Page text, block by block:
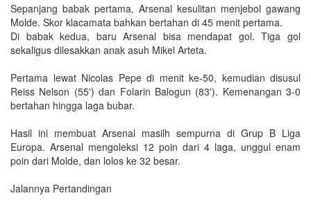
Sepanjang babak pertama, Arsenal kesulitan menjebol gawang
Molde. Skor klacamata bahkan bertahan di 45 menit pertama.
Di babak kedua, baru Arsenal bisa mendapat gol. Tiga gol
sekaligus dilesakkan anak asuh Mikel Arteta.
Pertama lewat Nicolas Pepe di menit ke-50, kemudian disusul
Reiss Nelson (55') dan Folarin Balogun (83'). Kemenangan 3-0
bertahan hingga laga bubar.
Hasil ini membuat Arsenal masilh sempurna di Grup B Liga
Europa. Arsenal mengoleksi 12 poin dari 4 laga, unggul enam
poin dari Molde, dan lolos ke 32 besar.
Jalannya Pertandingan